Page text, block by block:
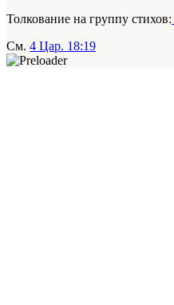
Толкование на группу стихов:
См. 4 Цар. 18:19